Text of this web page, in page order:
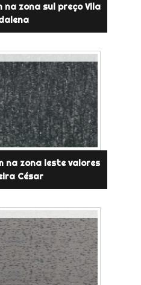
na zona sul preço Vila
na zona leste valores
César